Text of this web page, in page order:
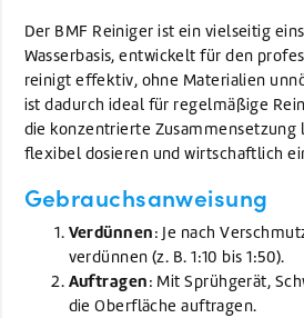
Der BMF Reiniger ist ein vielseitig
Wasserbasis, entwickelt für den
reinigt effektiv, ohne Materialien
ist dadurch ideal für regelmäßige
die konzentrierte Zusammensetzung
flexibel dosieren und wirtschaftlich
Gebrauchsanweisung
Verdünnen: Je nach
verdünnen (z. B. 1:10 bis 1:50).
Auftragen: Mit Sprühgerät,
die Oberfläche auftragen.